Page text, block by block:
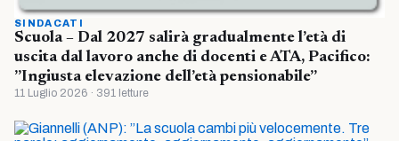
SINDACATI
Scuola – Dal 2027 salirà gradualmente l’età di
uscita dal lavoro anche di docenti e ATA, Pacifico:
”Ingiusta elevazione dell’età pensionabile”
11 Luglio 2026 · 391 letture